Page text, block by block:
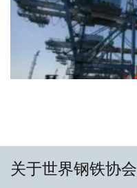
关于世界钢铁协会